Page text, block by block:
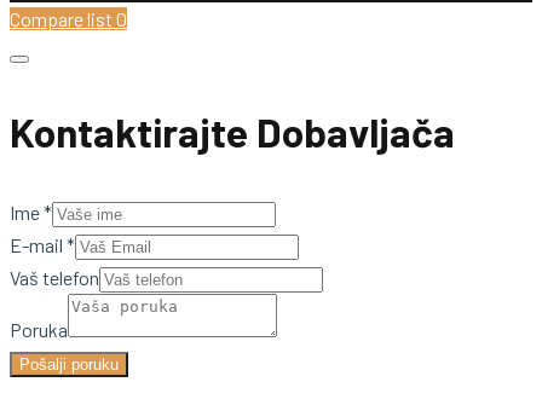
Compare list 0
Kontaktirajte Dobavljača
Ime*
E-mail *
Vaš telefon
Poruka
Pošalji poruku